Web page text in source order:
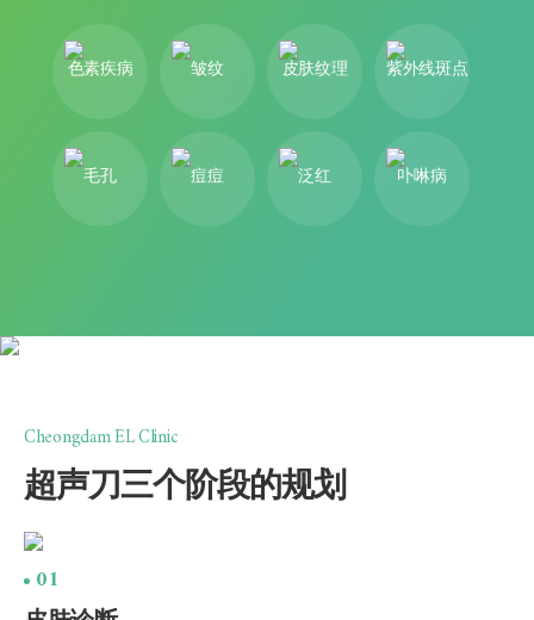
色素疾病 皱纹 皮肤纹理 紫外线斑点
毛孔 痘痘 泛红 卟啉病
Cheongdam EL Clinic
超声刀三个阶段的规划
01